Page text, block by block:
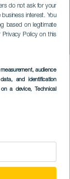
do not ask for your
interest. You
based on legitimate
Privacy Policy on this
audience
and identification
on a device, Technical